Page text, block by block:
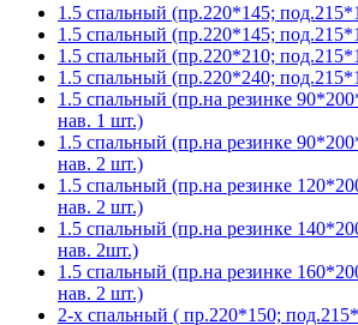
1.5 спальный (пр.220*145;
1.5 спальный (пр.220*145;
1.5 спальный (пр.220*210;
1.5 спальный (пр.220*240;
1.5 спальный (пр.на резинке
нав. 1 шт.)
1.5 спальный (пр.на резинке
нав. 2 шт.)
1.5 спальный (пр.на резинке
нав. 2 шт.)
1.5 спальный (пр.на резинке
нав. 2шт.)
1.5 спальный (пр.на резинке
нав. 2 шт.)
2-х спальный ( пр.220*150;